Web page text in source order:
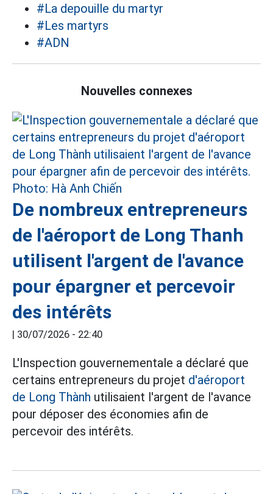
#La depouille du martyr
#Les martyrs
#ADN
Nouvelles connexes
De nombreux entrepreneurs
de l'aéroport de Long Thanh
utilisent l'argent de l'avance
pour épargner et percevoir
des intérêts
| 30/07/2026 - 22:40
L'Inspection gouvernementale a déclaré que
certains entrepreneurs du projet d'aéroport
de Long Thành utilisaient l'argent de l'avance
pour déposer des économies afin de
percevoir des intérêts.